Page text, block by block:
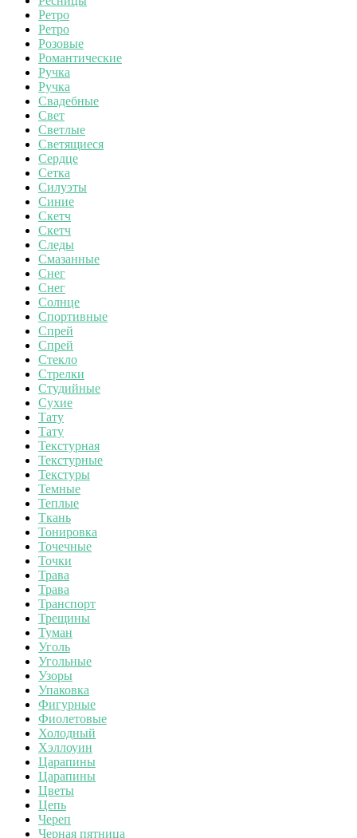
Ретро
Ретро
Розовые
Романтические
Ручка
Ручка
Свадебные
Свет
Светлые
Светящиеся
Сердце
Сетка
Силуэты
Синие
Скетч
Скетч
Следы
Смазанные
Снег
Снег
Солнце
Спортивные
Спрей
Спрей
Стекло
Стрелки
Студийные
Сухие
Тату
Тату
Текстурная
Текстурные
Текстуры
Темные
Теплые
Ткань
Тонировка
Точечные
Точки
Трава
Трава
Транспорт
Трещины
Туман
Уголь
Угольные
Узоры
Упаковка
Фигурные
Фиолетовые
Холодный
Хэллоуин
Царапины
Царапины
Цветы
Цепь
Череп
Черная пятница